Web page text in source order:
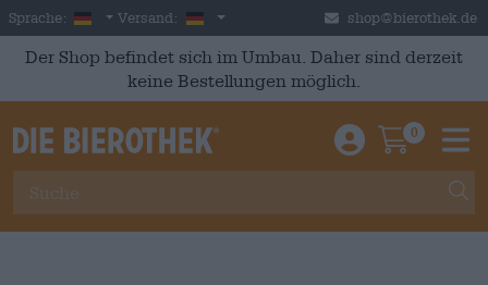
Skip to main content
Sprache: German
Versand: Deutschland shop@bierothek.de
Der Shop befindet sich im Umbau. Daher sind derzeit
keine Bestellungen möglich.
Einloggen /
0